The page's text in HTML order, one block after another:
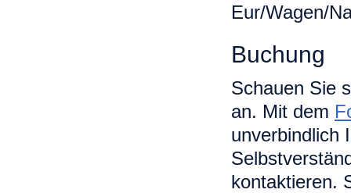
Eur/Wagen/
Buchung
Schauen Sie
an. Mit dem
unverbindlich
kontaktieren.